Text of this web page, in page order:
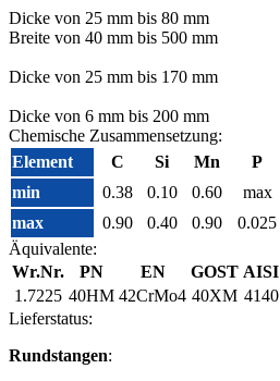
Dicke von 25 mm bis 80 mm
Breite von 40 mm bis 500 mm
Dicke von 25 mm bis 170 mm
Dicke von 6 mm bis 200 mm
Chemische Zusammensetzung:
Element
C Si Mn P
min
0.38 0.10 0.60 max
max
0.90 0.40 0.90 0.025
Äquivalente:
Wr.Nr.
PN EN GOST AISI
1.7225 40HM 42CrMo4 40XM 4140
Lieferstatus:
Rundstangen: